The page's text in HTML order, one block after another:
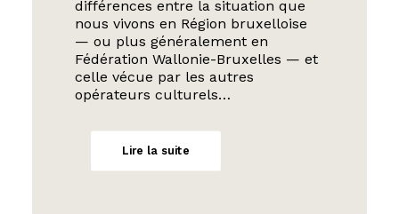
différences entre la situation que
nous vivons en Région bruxelloise
— ou plus généralement en
Fédération Wallonie-Bruxelles — et
celle vécue par les autres
opérateurs culturels…
Lire la suite